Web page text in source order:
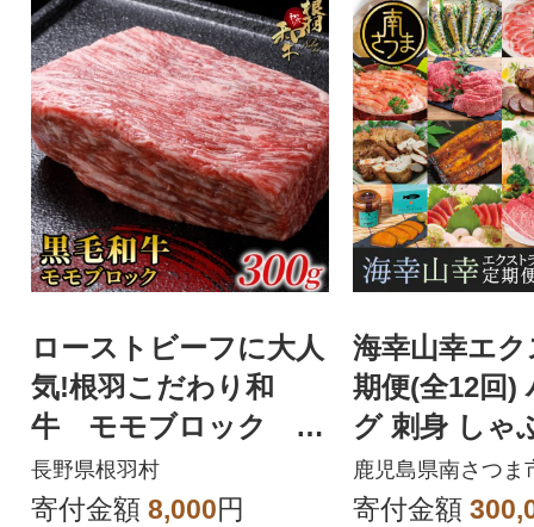
ローストビーフに大人
気!根羽こだわり和
牛 モモブロック 30
0g
長野県根羽村
寄付金額 8,000円
海幸山幸エ
期便(全12回)
グ 刺身 しゃ
すき焼き マ
豚肉
鹿児島県南さつま
寄付金額